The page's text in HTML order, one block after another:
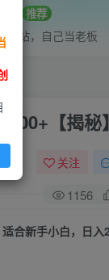
推荐
网站，自己当老板
【揭秘】
关注
1156